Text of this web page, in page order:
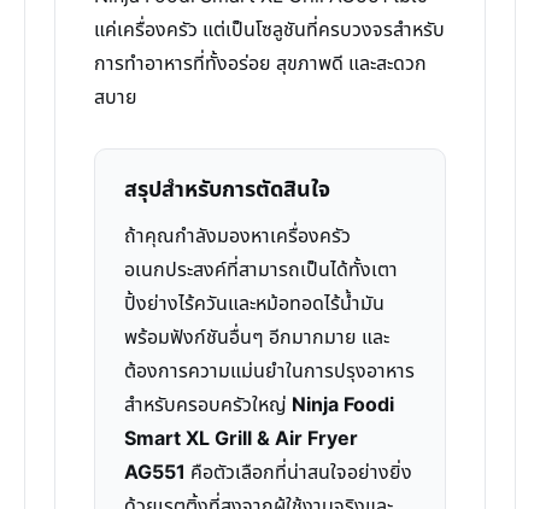
แค่เครื่องครัว แต่เป็นโซลูชันที่ครบวงจรสำหรับ
การทำอาหารที่ทั้งอร่อย สุขภาพดี และสะดวก
สบาย
สรุปสำหรับการตัดสินใจ
ถ้าคุณกำลังมองหาเครื่องครัว
อเนกประสงค์ที่สามารถเป็นได้ทั้งเตา
ปิ้งย่างไร้ควันและหม้อทอดไร้น้ำมัน
พร้อมฟังก์ชันอื่นๆ อีกมากมาย และ
ต้องการความแม่นยำในการปรุงอาหาร
สำหรับครอบครัวใหญ่ Ninja Foodi
Smart XL Grill & Air Fryer
AG551 คือตัวเลือกที่น่าสนใจอย่างยิ่ง